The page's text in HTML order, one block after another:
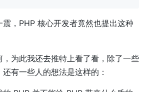
，PHP 核心开发者竟然也提出这种
为此我还去推特上看了看，除了一些
有一些人的想法是这样的：